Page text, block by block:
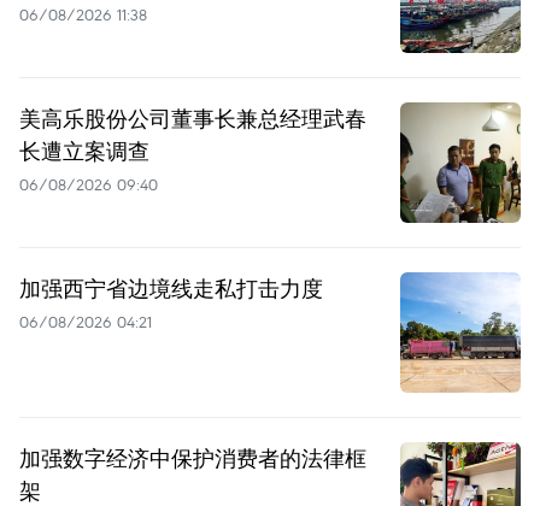
06/08/2026 11:38
美高乐股份公司董事长兼总经理武春
长遭立案调查
06/08/2026 09:40
加强西宁省边境线走私打击力度
06/08/2026 04:21
加强数字经济中保护消费者的法律框
架